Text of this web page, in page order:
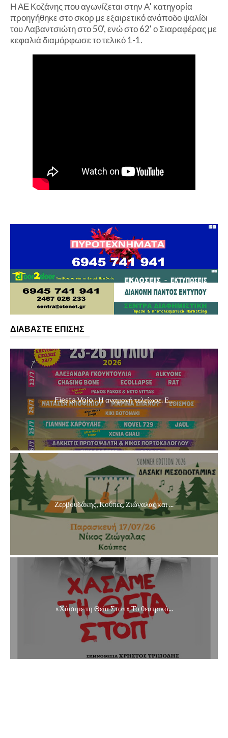
Η ΑΕ Κοζάνης που αγωνίζεται στην Α' κατηγορία
προηγήθηκε στο σκορ με εξαιρετικό ανάποδο ψαλίδι
του Λαβαντσιώτη στο 50', ενώ στο 62' ο Σιαραφέρας με
κεφαλιά διαμόρφωσε το τελικό 1-1.
ΔΙΑΒΑΣΤΕ ΕΠΙΣΗΣ
Fiesta Voio : Η αναμονή τελείωσε. Ε...
Ζερβουδάκης, Κούπες, Ζιώγαλας και ...
«Χάσαμε τη Θεία Στοπ» Το θεατρικό...